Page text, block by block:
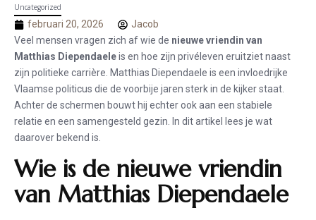
Uncategorized
februari 20, 2026
Jacob
Veel mensen vragen zich af wie de nieuwe vriendin van
Matthias Diependaeleis en hoe zijn privéleven eruitziet naast
zijn politieke carrière. Matthias Diependaele is een invloedrijke
Vlaamse politicus die de voorbije jaren sterk in de kijker staat.
Achter de schermen bouwt hij echter ook aan een stabiele
relatie en een samengesteld gezin. In dit artikel lees je wat
daarover bekend is.
Wie is de nieuwe vriendin
van Matthias Diependaele